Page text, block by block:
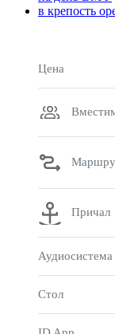
в крепость
Цена
Причал
Стол